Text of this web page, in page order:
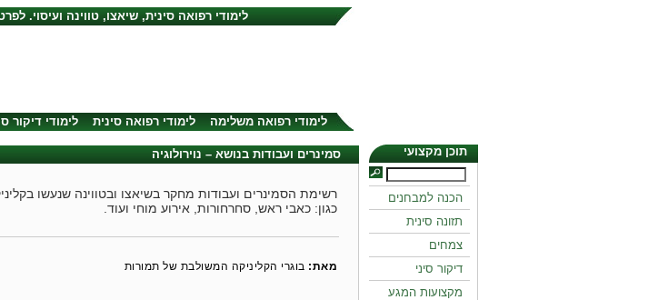
לימודי רפואה סינית, שיאצו, טווינה ועיסוי. לפרטים והרשמה : ת“א:
לימודי רפואה משלימה לימודי רפואה סינית לימודי דיקור
סמינרים ועבודות בנושא – נוירולוגיה
רשימת הסמינרים ועבודות מחקר בשיאצו ובטווינה שנעשו
כגון: כאבי ראש, סחרחורות, אירוע מוחי ועוד.
מאת: בוגרי הקליניקה המשולבת של תמורות
תוכן מקצועי
הכנה למבחנים
תזונה סינית
צמחים
דיקור סיני
מקצועות המגע